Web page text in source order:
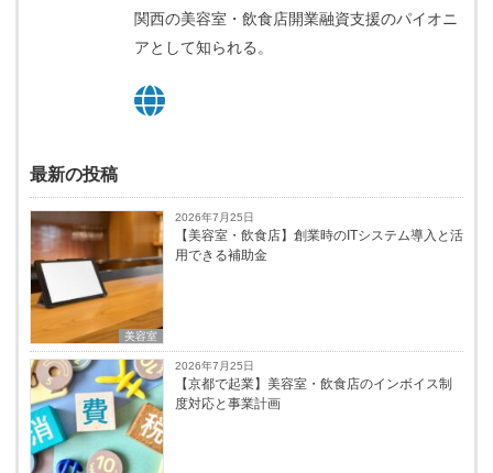
関西の美容室・飲食店開業融資支援のパイオニ
アとして知られる。
最新の投稿
美容室
2026年7月25日
【美容室・飲食店】創業時のITシステム導入と活
用できる補助金
2026年7月25日
【京都で起業】美容室・飲食店のインボイス制
度対応と事業計画